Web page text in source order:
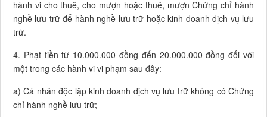
hành vi cho thuê, cho mượn hoặc thuê, mượn Chứng chỉ hành
nghề lưu trữ để hành nghề lưu trữ hoặc kinh doanh dịch vụ lưu
trữ.
4. Phạt tiền từ 10.000.000 đồng đến 20.000.000 đồng đối với
một trong các hành vi vi phạm sau đây:
a) Cá nhân độc lập kinh doanh dịch vụ lưu trữ không có Chứng
chỉ hành nghề lưu trữ;